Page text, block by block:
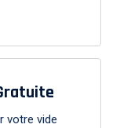
votre vide